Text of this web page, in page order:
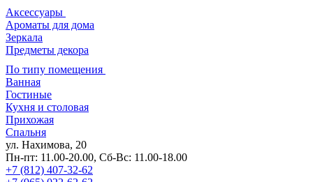
Аксессуары
Ароматы для дома
Зеркала
Предметы декора
По типу помещения
Ванная
Гостиные
Кухня и столовая
Прихожая
Спальня
ул. Нахимова, 20
Пн-пт: 11.00-20.00, Сб-Вс: 11.00-18.00
+7 (812) 407-32-62